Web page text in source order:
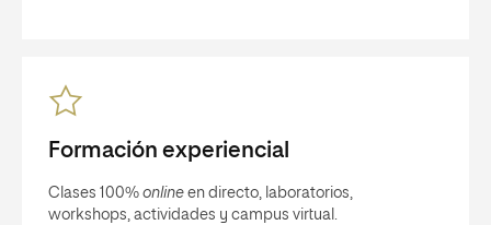
Formación experiencial
Clases 100% online en directo, laboratorios,
workshops, actividades y campus virtual.